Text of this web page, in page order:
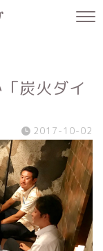
炭火ダイ
2017-10-02